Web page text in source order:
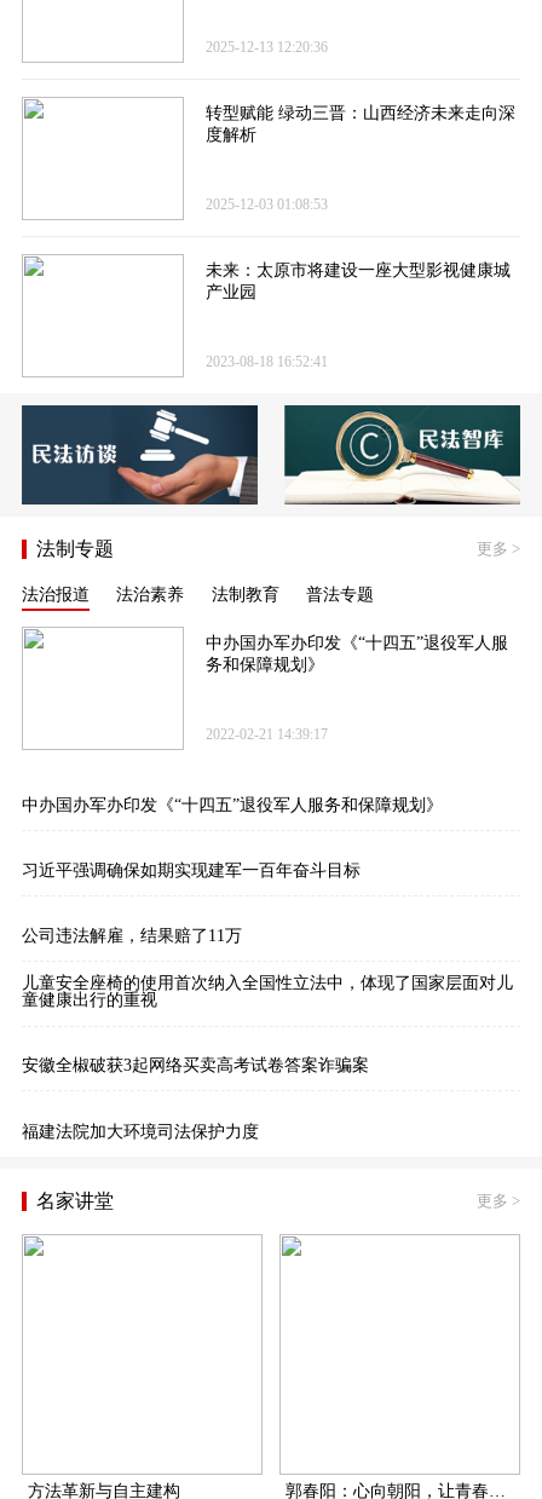
2025-12-13 12:20:36
转型赋能 绿动三晋：山西经济未来走向深
度解析
2025-12-03 01:08:53
未来：太原市将建设一座大型影视健康城
产业园
2023-08-18 16:52:41
法制专题 更多 >
法治报道 法治素养 法制教育 普法专题
中办国办军办印发《“十四五”退役军人服
务和保障规划》
2022-02-21 14:39:17
中办国办军办印发《“十四五”退役军人服务和保障规划》
习近平强调确保如期实现建军一百年奋斗目标
公司违法解雇，结果赔了11万
儿童安全座椅的使用首次纳入全国性立法中，体现了国家层面对儿
童健康出行的重视
安徽全椒破获3起网络买卖高考试卷答案诈骗案
福建法院加大环境司法保护力度
名家讲堂 更多 >
方法革新与自主建构